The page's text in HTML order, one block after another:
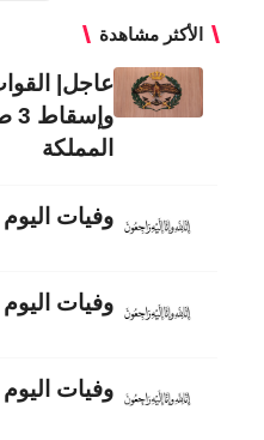
الأكثر مشاهدة
عاجل|
المملكة
وفيات اليوم الأحد
وفيات اليوم
وفيات اليوم